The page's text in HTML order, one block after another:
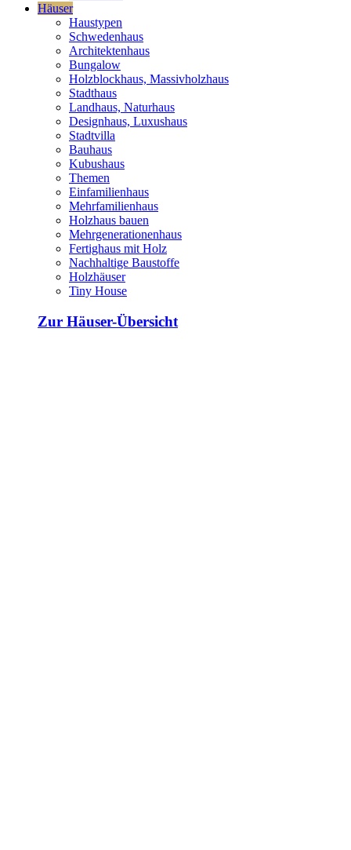
Häuser
Haustypen
Schwedenhaus
Architektenhaus
Bungalow
Holzblockhaus, Massivholzhaus
Stadthaus
Landhaus, Naturhaus
Designhaus, Luxushaus
Stadtvilla
Bauhaus
Kubushaus
Themen
Einfamilienhaus
Mehrfamilienhaus
Holzhaus bauen
Mehrgenerationenhaus
Fertighaus mit Holz
Nachhaltige Baustoffe
Holzhäuser
Tiny House
Zur Häuser-Übersicht